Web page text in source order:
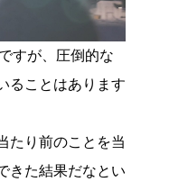
すが、圧倒的な
ることはあります
たり前のことを当
きた結果だなとい